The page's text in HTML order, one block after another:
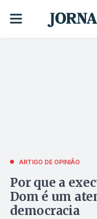
ARTIGO DE OPINIÃO
Por que a
Dom é um
democracia